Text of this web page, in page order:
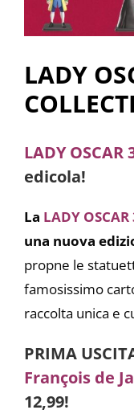
LADY
LADY OSCAR
edicola!
La LADY
una nuova
propne le
famosissimo
raccolta unica e
PRIMA
François de
12,99!